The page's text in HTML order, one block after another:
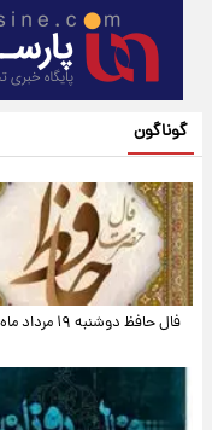
گوناگون
فال حافظ دوشنبه ۱۹ مرداد ماه ۱۴۰۵